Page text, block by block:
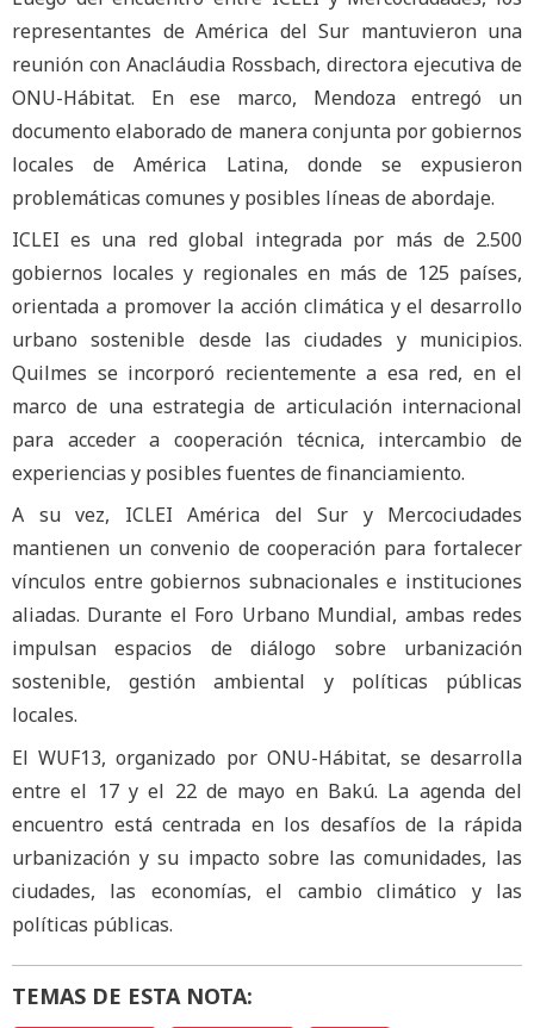
representantes de América del Sur mantuvieron una
reunión con Anacláudia Rossbach, directora ejecutiva de
ONU-Hábitat. En ese marco, Mendoza entregó un
documento elaborado de manera conjunta por gobiernos
locales de América Latina, donde se expusieron
problemáticas comunes y posibles líneas de abordaje.
ICLEI es una red global integrada por más de 2.500
gobiernos locales y regionales en más de 125 países,
orientada a promover la acción climática y el desarrollo
urbano sostenible desde las ciudades y municipios.
Quilmes se incorporó recientemente a esa red, en el
marco de una estrategia de articulación internacional
para acceder a cooperación técnica, intercambio de
experiencias y posibles fuentes de financiamiento.
A su vez, ICLEI América del Sur y Mercociudades
mantienen un convenio de cooperación para fortalecer
vínculos entre gobiernos subnacionales e instituciones
aliadas. Durante el Foro Urbano Mundial, ambas redes
impulsan espacios de diálogo sobre urbanización
sostenible, gestión ambiental y políticas públicas
locales.
El WUF13, organizado por ONU-Hábitat, se desarrolla
entre el 17 y el 22 de mayo en Bakú. La agenda del
encuentro está centrada en los desafíos de la rápida
urbanización y su impacto sobre las comunidades, las
ciudades, las economías, el cambio climático y las
políticas públicas.
TEMAS DE ESTA NOTA: